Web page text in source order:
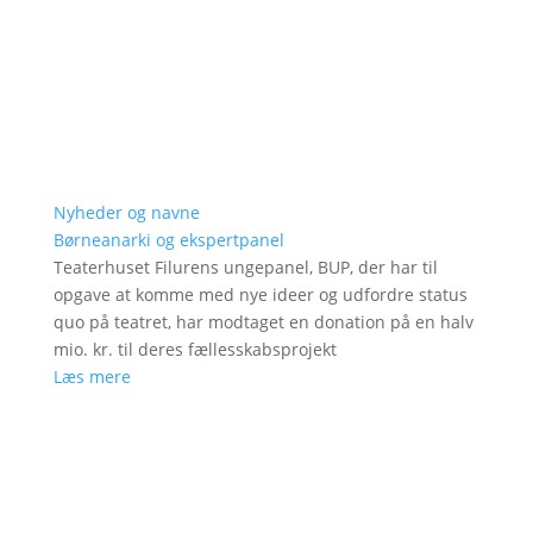
Nyheder og navne
Børneanarki og ekspertpanel
Teaterhuset Filurens ungepanel, BUP, der har til
opgave at komme med nye ideer og udfordre status
quo på teatret, har modtaget en donation på en halv
mio. kr. til deres fællesskabsprojekt
Læs mere